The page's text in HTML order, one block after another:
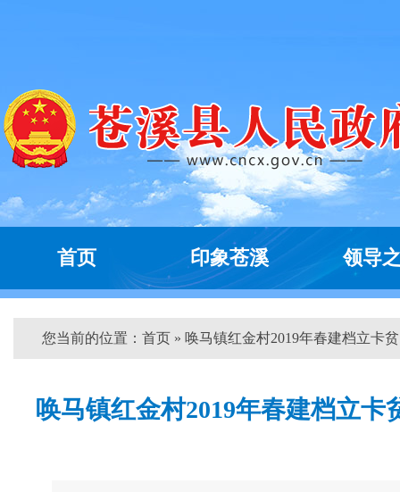
首页 印象苍溪 领导
您当前的位置： 首页 » 唤马镇红金村2019年春建档立卡
唤马镇红金村2019年春建档立